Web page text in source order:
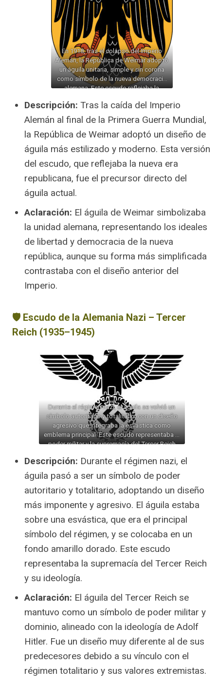
En 1918, tras el colapso del Imperio
Alemán, la República de Weimar adoptó
un águila unitaria, simple y sin corona
como símbolo de la nueva democracia
alemana. Este escudo reflejaba la
alejándose de la monarquía imperial.
Descripción: Tras la caída del Imperio
Alemán al final de la Primera Guerra Mundial,
la República de Weimar adoptó un diseño de
águila más estilizado y moderno. Esta versión
del escudo, que reflejaba la nueva era
republicana, fue el precursor directo del
águila actual.
Aclaración: El águila de Weimar simbolizaba
la unidad alemana, representando los ideales
de libertad y democracia de la nueva
república, aunque su forma más simplificada
contrastaba con el diseño anterior del
Imperio.
🛡️ Escudo de la Alemania Nazi – Tercer
Reich (1935–1945)
Durante el régimen nazi, el águila se volvió un
símbolo autoritario y totalitario, con un diseño
agresivo que integraba la esvástica como
emblema principal. Este escudo representaba el
poder militar y la supremacía del Tercer Reich
Descripción: Durante el régimen nazi, el
águila pasó a ser un símbolo de poder
autoritario y totalitario, adoptando un diseño
más imponente y agresivo. El águila estaba
sobre una esvástica, que era el principal
símbolo del régimen, y se colocaba en un
fondo amarillo dorado. Este escudo
representaba la supremacía del Tercer Reich
y su ideología.
Aclaración: El águila del Tercer Reich se
mantuvo como un símbolo de poder militar y
dominio, alineado con la ideología de Adolf
Hitler. Fue un diseño muy diferente al de sus
predecesores debido a su vínculo con el
régimen totalitario y sus valores extremistas.